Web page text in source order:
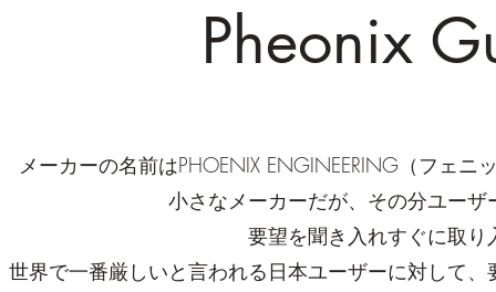
Pheonix
メーカーの名前はPHOENIX ENGINEERING（フェ
小さなメーカーだが、その分ユー
要望を聞き入れすぐに取
世界で一番厳しいと言われる日本ユーザーに対して